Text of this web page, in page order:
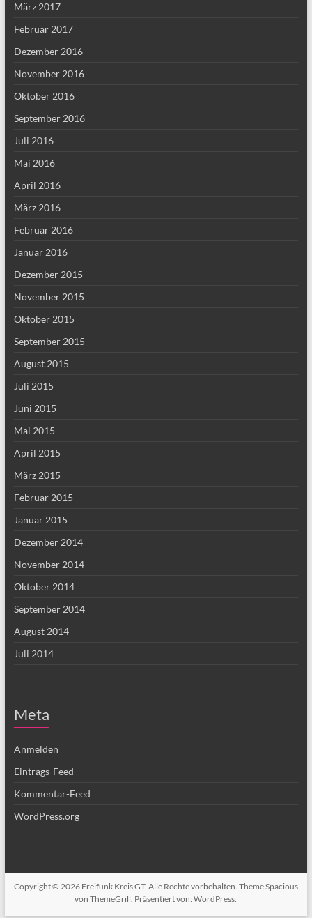
März 2017
Februar 2017
Dezember 2016
November 2016
Oktober 2016
September 2016
Juli 2016
Mai 2016
April 2016
März 2016
Februar 2016
Januar 2016
Dezember 2015
November 2015
Oktober 2015
September 2015
August 2015
Juli 2015
Juni 2015
Mai 2015
April 2015
März 2015
Februar 2015
Januar 2015
Dezember 2014
November 2014
Oktober 2014
September 2014
August 2014
Juli 2014
Meta
Anmelden
Eintrags-Feed
Kommentar-Feed
WordPress.org
Copyright © 2026 Freifunk Kreis GT. Alle Rechte vorbehalten. ThemeSpacious
von ThemeGrill. Präsentiert von:WordPress.